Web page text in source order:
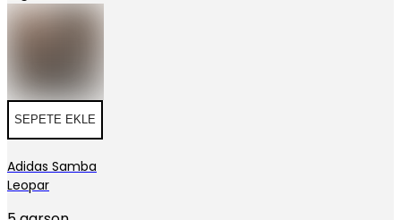
SEPETE EKLE
Adidas Samba
Leopar